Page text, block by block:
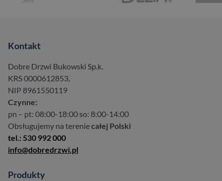
Kontakt
Dobre Drzwi Bukowski Sp.k.
KRS 0000612853,
NIP 8961550119
Czynne:
pn – pt: 08:00-18:00 so: 8:00-14:00
Obsługujemy na tereniecałej Polski
tel.: 530 992 000
info@dobredrzwi.pl
Produkty